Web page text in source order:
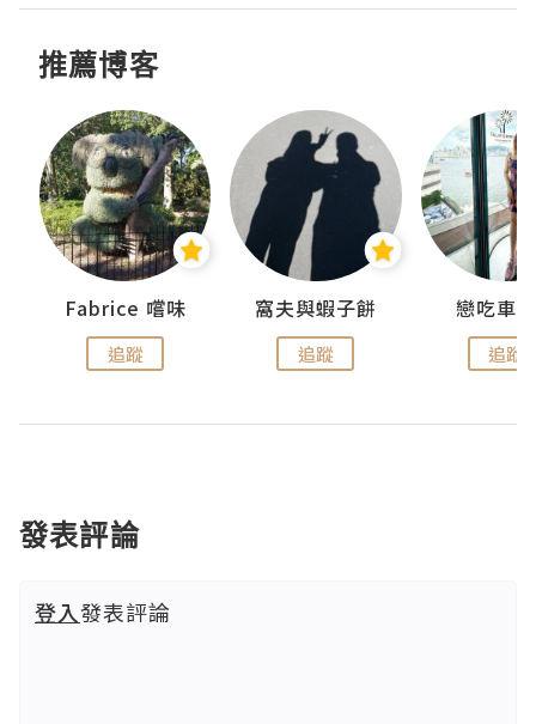
推薦博客
Fabrice 嚐味
追蹤
窩夫與蝦子餅
追蹤
戀吃車
追蹤
發表評論
登入發表評論